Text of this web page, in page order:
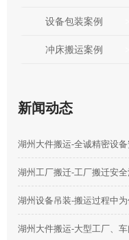
设备包装案例
冲床搬运案例
新闻动态